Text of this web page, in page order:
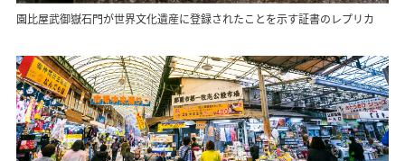
園比屋武御嶽石門が世界文化遺産に登録されたことを示す証書のレプリカ